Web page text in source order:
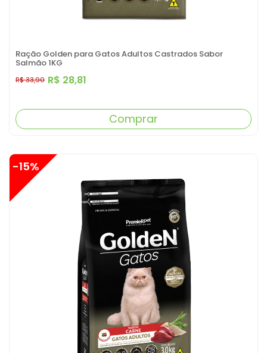
Ração Golden para Gatos Adultos Castrados Sabor
Salmão 1KG
R$ 28,81
R$ 33,90
Comprar
-15%